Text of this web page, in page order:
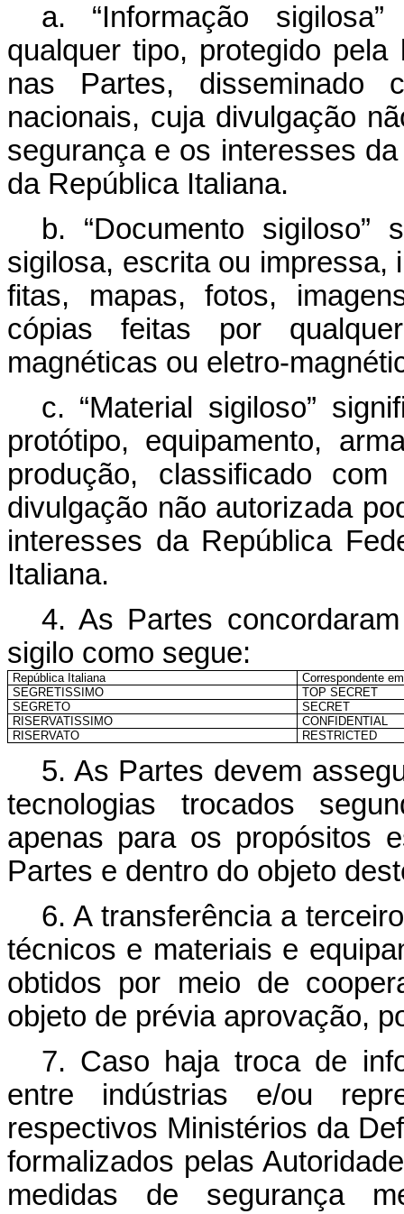
a. “Informação
qualquer tipo, protegido
nas Partes, disseminado
nacionais, cuja divulgação
segurança e os interesses
da República Italiana.
b. “Documento sigiloso”
sigilosa, escrita ou impressa,
fitas, mapas, fotos,
cópias feitas por
magnéticas ou eletro-
c. “Material sigiloso”
protótipo, equipamento,
produção, classificado
divulgação não autorizada
interesses da República
Italiana.
4. As Partes
sigilo como segue:
República Italiana
Correspondente
SEGRETISSIMO
TOP SECRET
SEGRETO
SECRET
RISERVATISSIMO
CONFIDENTIAL
RISERVATO
RESTRICTED
5. As Partes devem
tecnologias trocados
apenas para os propósitos
Partes e dentro do objeto
6. A transferência a
técnicos e materiais e
obtidos por meio de
objeto de prévia aprovação,
7. Caso haja troca de
entre indústrias e/ou
respectivos Ministérios da
formalizados pelas
medidas de segurança